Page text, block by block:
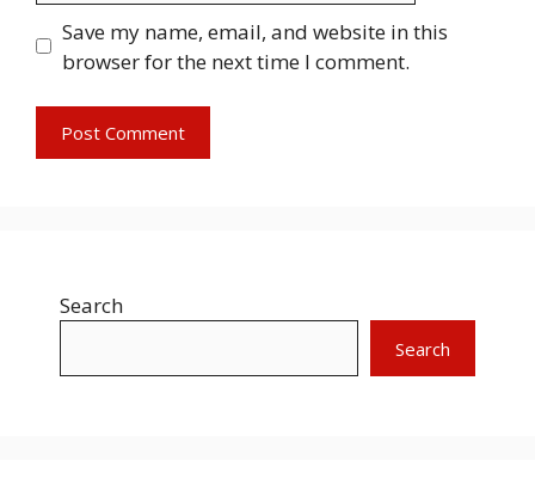
Save my name, email, and website in this
browser for the next time I comment.
Search
Search